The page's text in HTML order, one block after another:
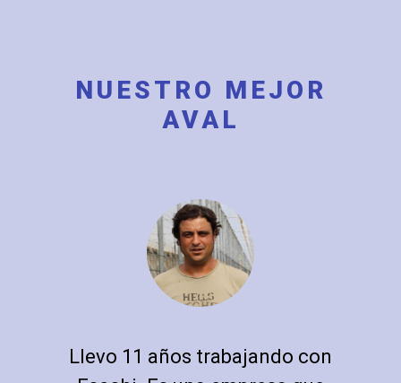
NUESTRO MEJOR
AVAL
Llevo 11 años trabajando con